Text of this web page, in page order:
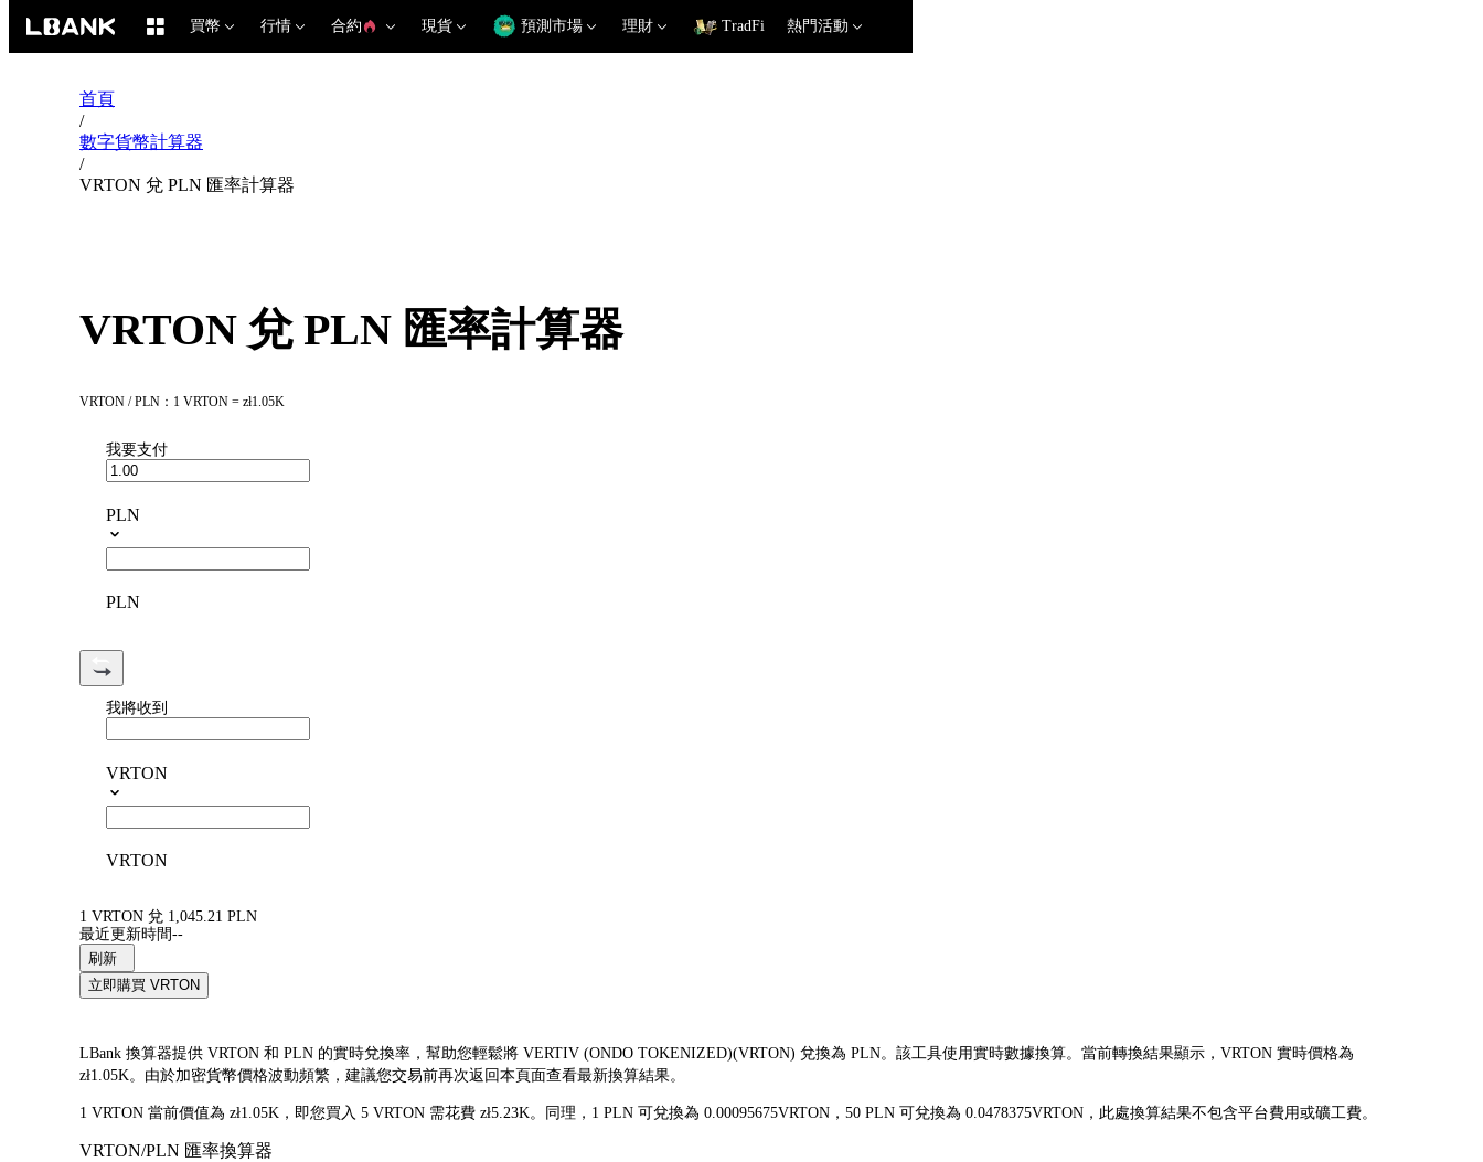
買幣 行情 合約 現貨 預測市場 理財 TradFi 熱門活動
首頁
/
數字貨幣計算器
/
VRTON 兌 PLN 匯率計算器
VRTON 兌 PLN 匯率計算器
VRTON / PLN：1 VRTON = zł1.05K
我要支付
PLN
PLN
我將收到
VRTON
VRTON
1 VRTON 兌 1,045.21 PLN
最近更新時間--
刷新
立即購買 VRTON
LBank 換算器提供 VRTON 和 PLN 的實時兌換率，幫助您輕鬆將 VERTIV (ONDO TOKENIZED)(VRTON) 兌換為 PLN。該工具使用實時數據換算。當前轉換結果顯示，VRTON 實時價格為
zł1.05K。由於加密貨幣價格波動頻繁，建議您交易前再次返回本頁面查看最新換算結果。
1 VRTON 當前價值為 zł1.05K，即您買入 5 VRTON 需花費 zł5.23K。同理，1 PLN 可兌換為 0.00095675VRTON，50 PLN 可兌換為 0.0478375VRTON，此處換算結果不包含平台費用或礦工費。
VRTON/PLN 匯率換算器